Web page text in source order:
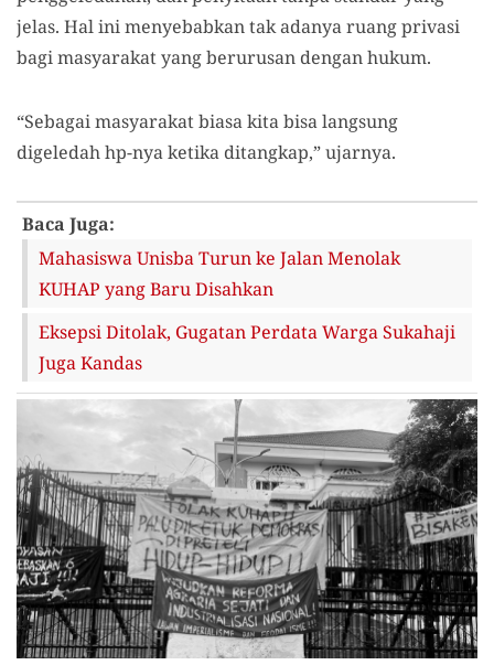
jelas. Hal ini menyebabkan tak adanya ruang privasi
bagi masyarakat yangberurusan dengan hukum.
“Sebagai masyarakat biasa kita bisa langsung
digeledahhp-nya ketika ditangkap,” ujarnya.
Baca Juga:
Mahasiswa Unisba Turun ke Jalan Menolak
KUHAP yang Baru Disahkan
Eksepsi Ditolak, Gugatan Perdata Warga Sukahaji
Juga Kandas